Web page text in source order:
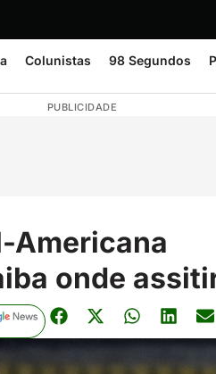
Colunistas 98 Segundos
PUBLICIDADE
Americana
onde